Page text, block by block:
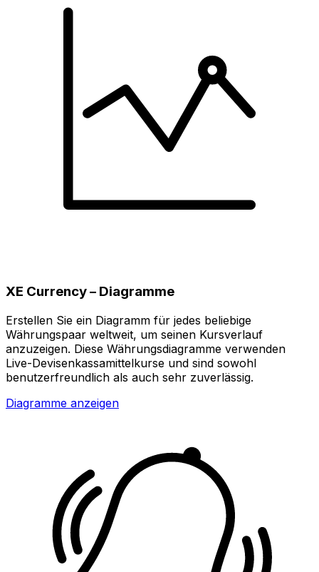
XE Currency – Diagramme
Erstellen Sie ein Diagramm für jedes beliebige
Währungspaar weltweit, um seinen Kursverlauf
anzuzeigen. Diese Währungsdiagramme verwenden
Live-Devisenkassamittelkurse und sind sowohl
benutzerfreundlich als auch sehr zuverlässig.
Diagramme anzeigen